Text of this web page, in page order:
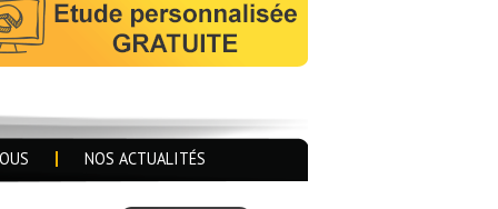
NOS ACTUALITÉS